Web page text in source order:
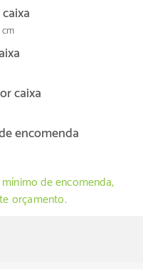
caixa
encomenda
de encomenda,
orçamento.